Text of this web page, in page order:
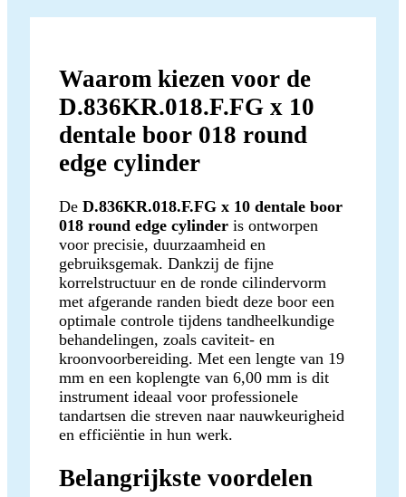
Waarom kiezen voor de
D.836KR.018.F.FG x 10
dentale boor 018 round
edge cylinder
De D.836KR.018.F.FG x 10 dentale boor
018 round edge cylinder is ontworpen
voor precisie, duurzaamheid en
gebruiksgemak. Dankzij de fijne
korrelstructuur en de ronde cilindervorm
met afgerande randen biedt deze boor een
optimale controle tijdens tandheelkundige
behandelingen, zoals caviteit- en
kroonvoorbereiding. Met een lengte van 19
mm en een koplengte van 6,00 mm is dit
instrument ideaal voor professionele
tandartsen die streven naar nauwkeurigheid
en efficiëntie in hun werk.
Belangrijkste voordelen